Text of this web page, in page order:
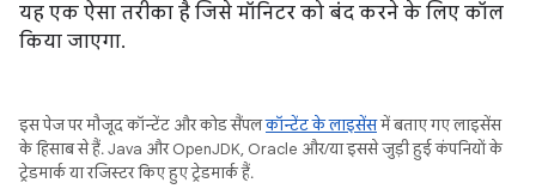
यह एक ऐसा तरीका है जिसे मॉनिटर को बंद करने के लिए कॉल
किया जाएगा.
इस पेज पर मौजूद कॉन्टेंट और कोड सैंपलकॉन्टेंट के लाइसेंसमें बताए गए लाइसेंस
के हिसाब से हैं. Java और OpenJDK, Oracle और/या इससे जुड़ी हुई कंपनियों के
ट्रेडमार्क या रजिस्टर किए हुए ट्रेडमार्क हैं.